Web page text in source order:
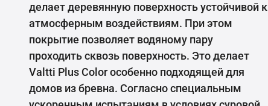
делает деревянную поверхность устойчивой к
атмосферным воздействиям. При этом
покрытие позволяет водяному пару
проходить сквозь поверхность. Это делает
Valtti Plus Color особенно подходящей для
домов из бревна. Согласно специальным